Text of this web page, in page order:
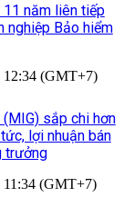
11 năm liên tiếp
nghiệp Bảo hiểm
12:34 (GMT+7)
sắp chi hơn
lợi nhuận bán
trưởng
11:34 (GMT+7)